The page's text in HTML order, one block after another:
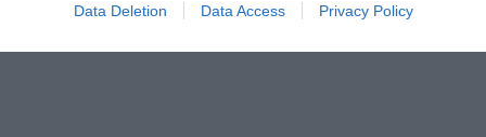
Data Deletion Data Access Privacy Policy